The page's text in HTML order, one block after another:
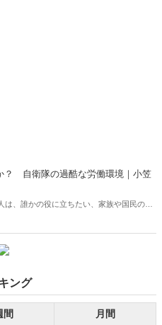
？ 自衛隊の過酷な労働環境｜小笠
は、誰かの役に立ちたい、家族や国民の命
だ。（サムネイルは「防衛省統合幕僚監
ング
間 月間